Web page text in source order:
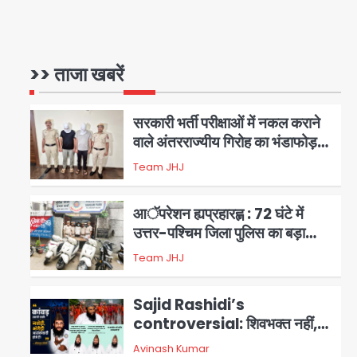
>> ताजा खबरें
1
2
सरकारी भर्ती परीक्षाओं में नकल कराने
वाले अंतरराज्यीय गिरोह का भंडाफोड़,
मास्टरमाइंड समेत 7 गिरफ्तार
Team JHJ
3
आॅपरेशन ह्यप्रहारह्ण : 72 घंटे में
उत्तर-पश्चिम जिला पुलिस का बड़ा
एक्शन
Team JHJ
Sajid Rashidi’s
controversial: शिवभक्त नहीं,
आतंकवादी हैं’, मौलाना का कांवड़ियों पर
Avinash Kumar